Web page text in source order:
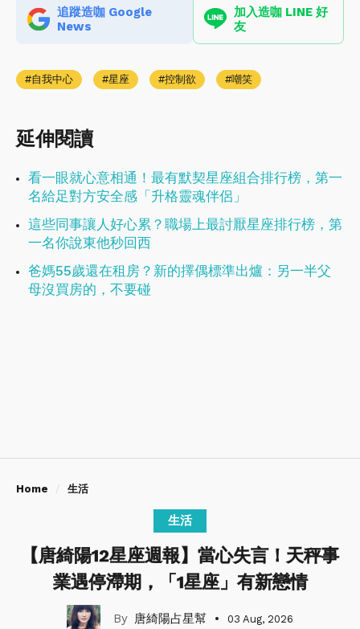
追蹤造咖 Google
News
加入造咖 LINE 好
友
自我中心 星座 控制欲 嘲笑
延伸閱讀
看一眼就心意相通！最有默契星座組合排行榜，第一
名給足對方安全感「升格靈魂伴侶」
這些同事讓人好心累？職場上最討厭星座排行榜，第
一名你說東他秒回西
爸媽55歲還在租房？新的擇偶標準出爐：另一半父
母沒買房的，不要碰
Home 生活
生活
【唐綺陽12星座週報】當心失言！天秤事
業遇停滯期，「1星座」有新戀情
唐綺陽占星幫 03 Aug, 2026